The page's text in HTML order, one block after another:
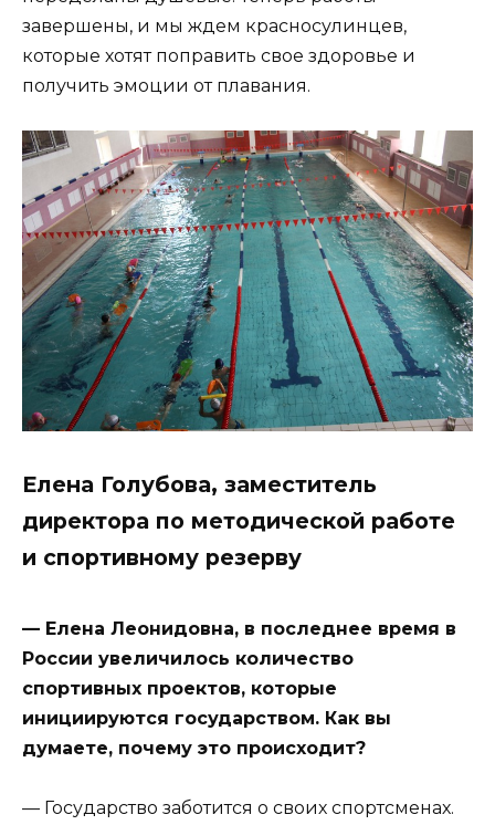
завершены, и мы ждем красносулинцев,
которые хотят поправить свое здоровье и
получить эмоции от плавания.
Елена Голубова, заместитель
директора по методической работе
и спортивному резерву
— Елена Леонидовна, в последнее время в
России увеличилось количество
спортивных проектов, которые
инициируются государством. Как вы
думаете, почему это происходит?
— Государство заботится о своих спортсменах.